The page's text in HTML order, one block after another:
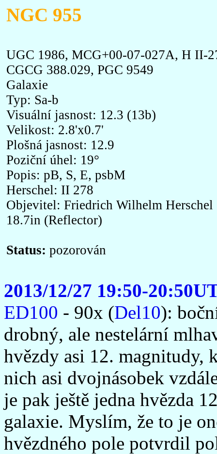
NGC 955
UGC 1986, MCG+00-07-027A, H II-
CGCG 388.029, PGC 9549
Galaxie
Typ: Sa-b
Visuální jasnost: 12.3 (13b)
Velikost: 2.8'x0.7'
Plošná jasnost: 12.9
Poziční úhel: 19°
Popis: pB, S, E, psbM
Herschel: II 278
Objevitel: Friedrich Wilhelm Herschel
18.7in (Reflector)
Status: pozorován
2013/12/27 19:50-
ED100 - 90x (Del10):
drobný, ale nestelární
hvězdy asi 12. magnitudy,
nich asi dvojnásobek
je pak ještě jedna hvězda
galaxie. Myslím, že to je
hvězdného pole potvrdil